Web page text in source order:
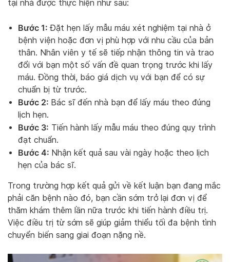
tại nhà được thực hiện như sau:
Bước 1: Đặt hẹn lấy mẫu máu xét nghiệm tại nhà ở
bệnh viện hoặc đơn vị phù hợp với nhu cầu của bản
thân. Nhân viên y tế sẽ tiếp nhận thông tin và trao
đổi với bạn một số vấn đề quan trọng trước khi lấy
máu. Đồng thời, báo giá dịch vụ với bạn để có sự
chuẩn bị từ trước.
Bước 2: Bác sĩ đến nhà bạn để lấy máu theo đúng
lịch hẹn.
Bước 3: Tiến hành lấy mẫu máu theo đúng quy trình
đạt chuẩn.
Bước 4: Nhận kết quả sau vài ngày hoặc theo lịch
hẹn của bác sĩ.
Trong trường hợp kết quả gửi về kết luận bạn đang mắc
phải căn bệnh nào đó, bạn cần sớm trở lại đơn vị để
thăm khám thêm lần nữa trước khi tiến hành điều trị.
Việc điều trị từ sớm sẽ giúp giảm thiểu tối đa bệnh tình
chuyển biến sang giai đoạn nặng nề.